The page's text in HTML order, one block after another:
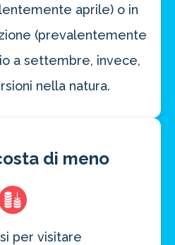
aprile) o in
(prevalentemente
a settembre, invece,
nella natura.
di meno
per visitare